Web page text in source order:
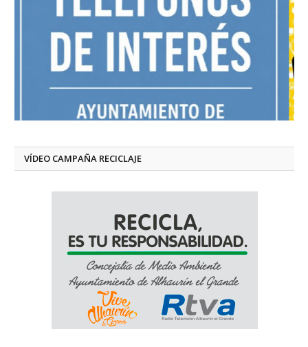
VÍDEO CAMPAÑA RECICLAJE